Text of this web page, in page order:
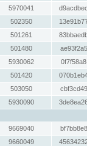
5970041
502350
501261
501480
5930062
501420
503050
5930090
9669040
9660049